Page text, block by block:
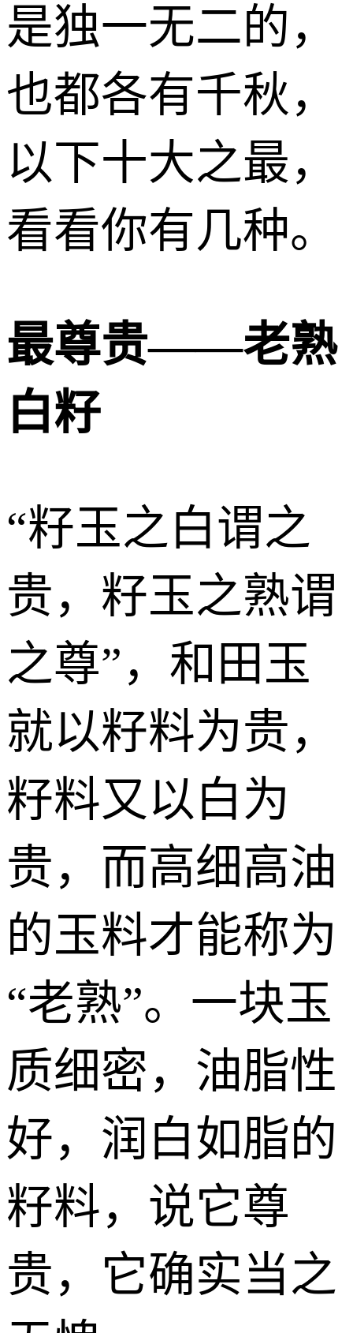
是独一无二的，
也都各有千秋，
以下十大之最，
看看你有几种。
最尊贵——老熟
白籽
“籽玉之白谓之
贵，籽玉之熟谓
之尊”，和田玉
就以籽料为贵，
籽料又以白为
贵，而高细高油
的玉料才能称为
“老熟”。一块玉
质细密，油脂性
好，润白如脂的
籽料，说它尊
贵，它确实当之